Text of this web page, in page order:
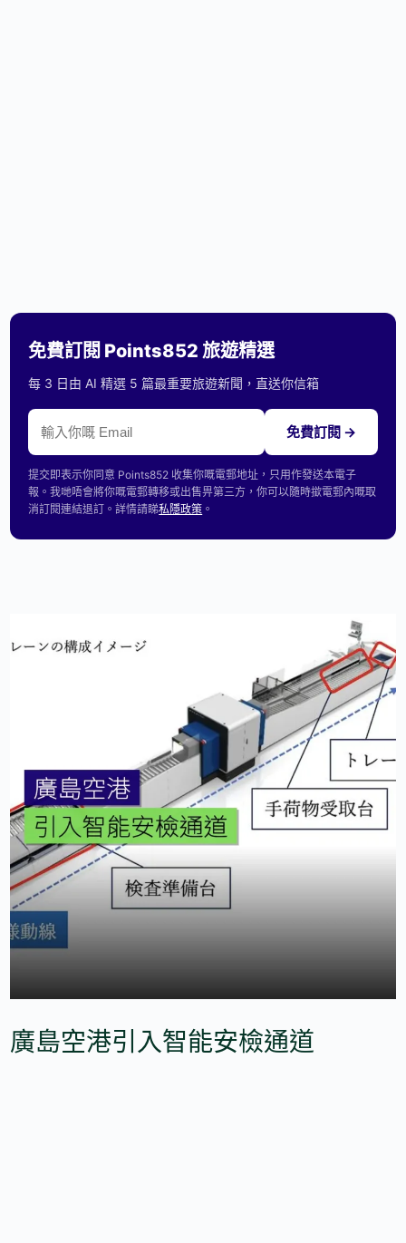
免費訂閱 Points852 旅遊精選
每 3 日由 AI 精選 5 篇最重要旅遊新聞，直送你信箱
免費訂閱 →
提交即表示你同意 Points852 收集你嘅電郵地址，只用作發送本電子
報。我哋唔會將你嘅電郵轉移或出售畀第三方，你可以隨時撳電郵內嘅取
消訂閱連結退訂。詳情請睇私隱政策 。
廣島空港引入智能安檢通道